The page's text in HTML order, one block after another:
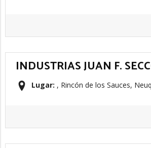
INDUSTRIAS JUAN F.
Lugar: , Rincón de los Sauces,